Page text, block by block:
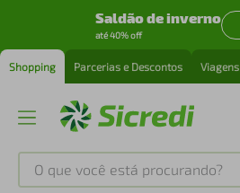
Saldão de inverno
até 40% off
Shopping Parcerias e Descontos Viagens
O que você está procurando?